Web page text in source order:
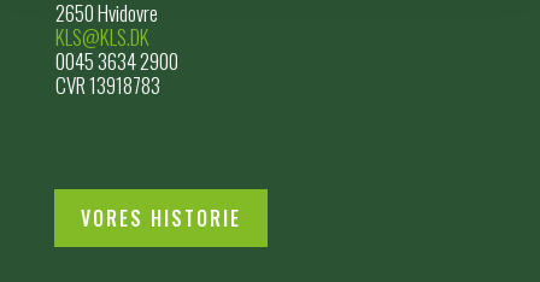
2650 Hvidovre
KLS@KLS.DK
0045 3634 2900
CVR 13918783
VORES HISTORIE